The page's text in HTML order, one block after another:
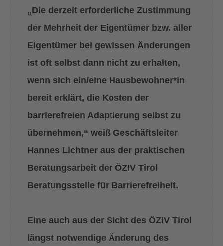
„Die derzeit erforderliche Zustimmung
der Mehrheit der Eigentümer bzw. aller
Eigentümer bei gewissen Änderungen
ist oft selbst dann nicht zu erhalten,
wenn sich ein/eine Hausbewohner*in
bereit erklärt, die Kosten der
barrierefreien Adaptierung selbst zu
übernehmen,“ weiß Geschäftsleiter
Hannes Lichtner aus der praktischen
Beratungsarbeit der ÖZIV Tirol
Beratungsstelle für Barrierefreiheit.
Eine auch aus der Sicht des ÖZIV Tirol
längst notwendige Änderung des